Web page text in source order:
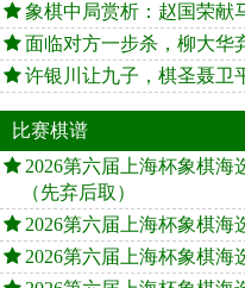
象棋中局赏析：赵国荣献
面临对方一步杀，柳大华
许银川让九子，棋圣聂卫
比赛棋谱
2026第六届上海杯象棋海
（先弃后取）
2026第六届上海杯象棋
2026第六届上海杯象棋海